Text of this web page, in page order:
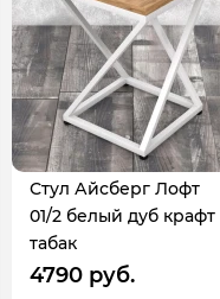
Стул Айсберг Лофт
01/2 белый дуб крафт
табак
4790 руб.